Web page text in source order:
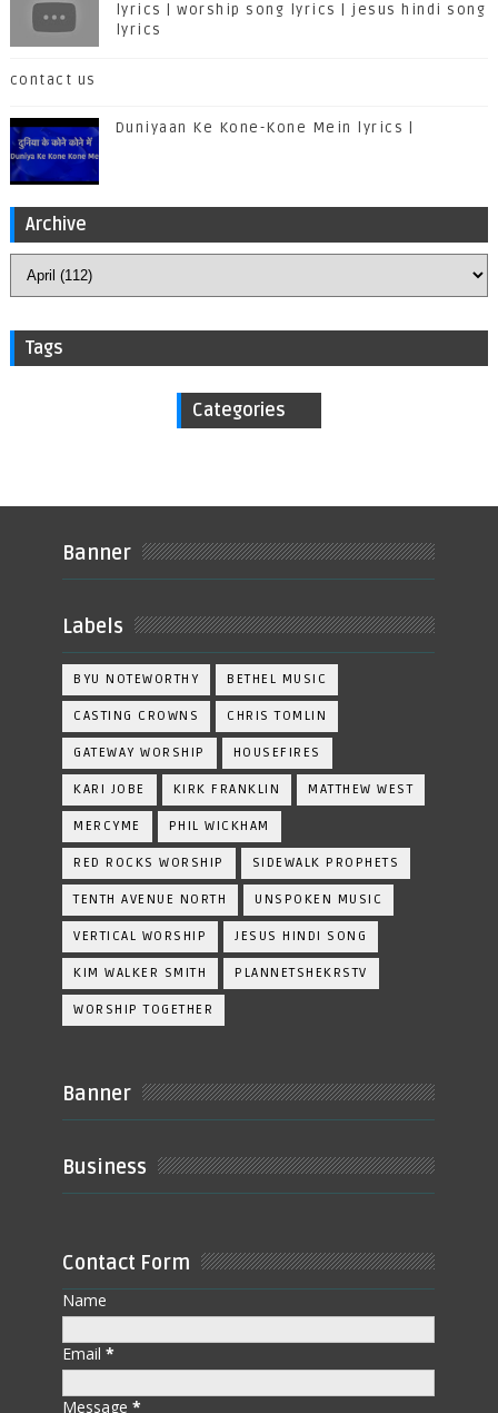
lyrics | worship song lyrics | jesus hindi song
lyrics
contact us
Duniyaan Ke Kone-Kone Mein lyrics |
Archive
Tags
Categories
Banner
Labels
BYU NOTEWORTHY BETHEL MUSIC
CASTING CROWNS CHRIS TOMLIN
GATEWAY WORSHIP HOUSEFIRES
KARI JOBE KIRK FRANKLIN MATTHEW WEST
MERCYME PHIL WICKHAM
RED ROCKS WORSHIP SIDEWALK PROPHETS
TENTH AVENUE NORTH UNSPOKEN MUSIC
VERTICAL WORSHIP JESUS HINDI SONG
KIM WALKER SMITH PLANNETSHEKRSTV
WORSHIP TOGETHER
Banner
Business
Contact Form
Name
Email*
Message*